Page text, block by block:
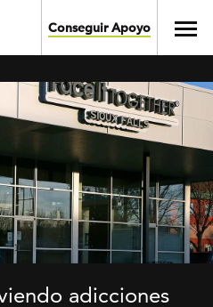
Conseguir Apoyo
adicciones